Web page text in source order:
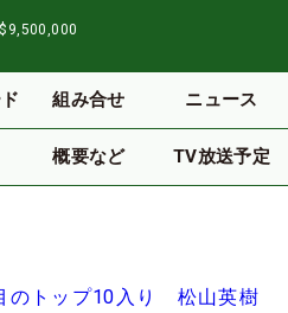
$9,500,000
組み合せ ニュース
概要など TV放送予定
のトップ10入り 松山英樹